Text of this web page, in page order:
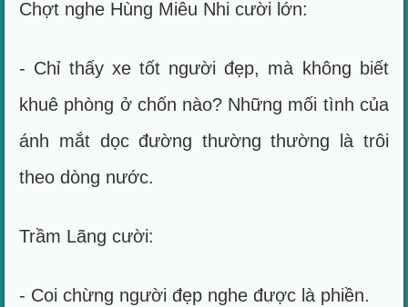
Chợt nghe Hùng Miêu Nhi cười lớn:
- Chỉ thấy xe tốt người đẹp, mà không biết
khuê phòng ở chốn nào? Những mối tình của
ánh mắt dọc đường thường thường là trôi
theo dòng nước.
Trầm Lãng cười:
- Coi chừng người đẹp nghe được là phiền.